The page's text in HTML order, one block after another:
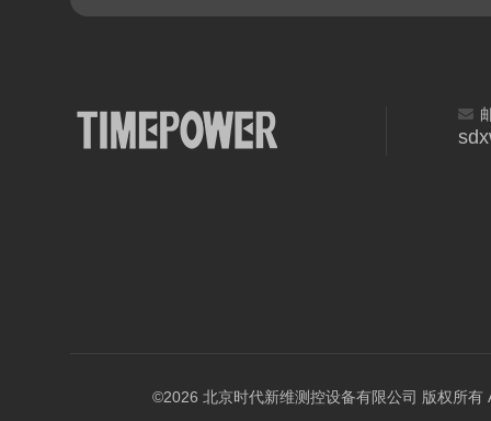
©2026 北京时代新维测控设备有限公司 版权所有